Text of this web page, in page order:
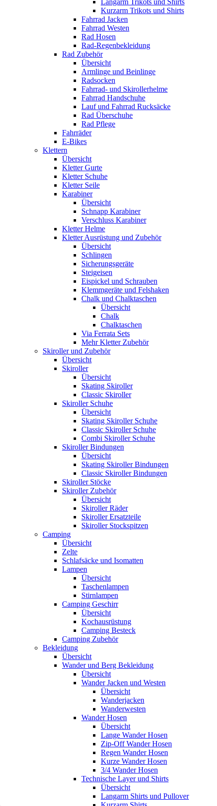
Langarm Trikots und Shirts
Kurzarm Trikots und Shirts
Fahrrad Jacken
Fahrrad Westen
Rad Hosen
Rad-Regenbekleidung
Rad Zubehör
Übersicht
Armlinge und Beinlinge
Radsocken
Fahrrad- und Skirollerhelme
Fahrrad Handschuhe
Lauf und Fahrrad Rucksäcke
Rad Überschuhe
Rad Pflege
Fahrräder
E-Bikes
Klettern
Übersicht
Kletter Gurte
Kletter Schuhe
Kletter Seile
Karabiner
Übersicht
Schnapp Karabiner
Verschluss Karabiner
Kletter Helme
Kletter Ausrüstung und Zubehör
Übersicht
Schlingen
Sicherungsgeräte
Steigeisen
Eispickel und Schrauben
Klemmgeräte und Felshaken
Chalk und Chalktaschen
Übersicht
Chalk
Chalktaschen
Via Ferrata Sets
Mehr Kletter Zubehör
Skiroller und Zubehör
Übersicht
Skiroller
Übersicht
Skating Skiroller
Classic Skiroller
Skiroller Schuhe
Übersicht
Skating Skiroller Schuhe
Classic Skiroller Schuhe
Combi Skiroller Schuhe
Skiroller Bindungen
Übersicht
Skating Skiroller Bindungen
Classic Skiroller Bindungen
Skiroller Stöcke
Skiroller Zubehör
Übersicht
Skiroller Räder
Skiroller Ersatzteile
Skiroller Stockspitzen
Camping
Übersicht
Zelte
Schlafsäcke und Isomatten
Lampen
Übersicht
Taschenlampen
Stirnlampen
Camping Geschirr
Übersicht
Kochausrüstung
Camping Besteck
Camping Zubehör
Bekleidung
Übersicht
Wander und Berg Bekleidung
Übersicht
Wander Jacken und Westen
Übersicht
Wanderjacken
Wanderwesten
Wander Hosen
Übersicht
Lange Wander Hosen
Zip-Off Wander Hosen
Regen Wander Hosen
Kurze Wander Hosen
3/4 Wander Hosen
Technische Layer und Shirts
Übersicht
Langarm Shirts und Pullover